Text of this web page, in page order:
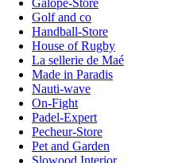
Galope-Store
Golf and co
Handball-Store
House of Rugby
La sellerie de Maé
Made in Paradis
Nauti-wave
On-Fight
Padel-Expert
Pecheur-Store
Pet and Garden